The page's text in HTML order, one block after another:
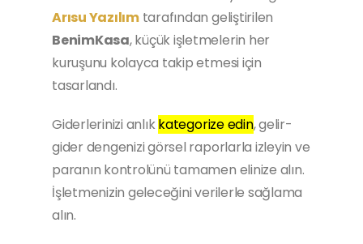
Arısu Yazılımtarafından geliştirilen
BenimKasa, küçük işletmelerin her
kuruşunu kolayca takip etmesi için
tasarlandı.
Giderlerinizi anlıkkategorize edin, gelir-
gider dengenizi görsel raporlarla izleyin ve
paranın kontrolünü tamamen elinize alın.
İşletmenizin geleceğini verilerle sağlama
alın.